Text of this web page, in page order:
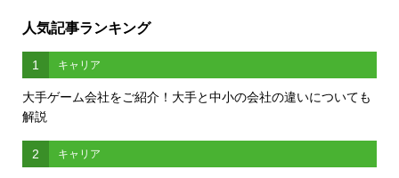
人気記事ランキング
1 キャリア
大手ゲーム会社をご紹介！大手と中小の会社の違いについても
解説
2 キャリア